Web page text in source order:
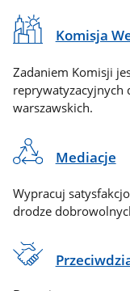
Komisja
Zadaniem Komisji
reprywatyzacyjnych
warszawskich.
Mediacje
Wypracuj
drodze